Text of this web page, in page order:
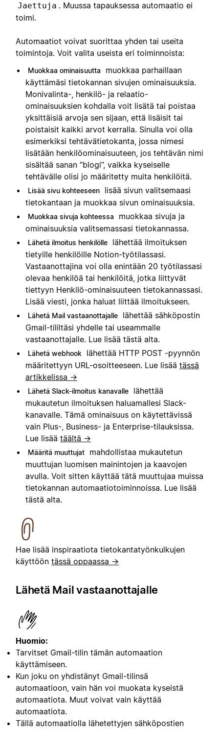
Jaettuja . Muussa tapauksessa automaatio ei
toimi.
Automaatiot voivat suorittaa yhden tai useita
toimintoja. Voit valita useista eri toiminnoista:
Muokkaa ominaisuutta
muokkaa parhaillaan
käyttämäsi tietokannan sivujen ominaisuuksia.
Monivalinta-, henkilö- ja relaatio-
ominaisuuksien kohdalla voit lisätä tai poistaa
yksittäisiä arvoja sen sijaan, että lisäisit tai
poistaisit kaikki arvot kerralla. Sinulla voi olla
esimerkiksi tehtävätietokanta, jossa nimesi
lisätään henkilöominaisuuteen, jos tehtävän nimi
sisältää sanan ”blogi”, vaikka kyseiselle
tehtävälle olisi jo määritetty muita henkilöitä.
Lisää sivu kohteeseen
lisää sivun valitsemaasi
tietokantaan ja muokkaa sivun ominaisuuksia.
Muokkaa sivuja kohteessa
muokkaa sivuja ja
ominaisuuksia valitsemassasi tietokannassa.
Lähetä ilmoitus henkilölle
lähettää ilmoituksen
tietyille henkilöille Notion-työtilassasi.
Vastaanottajina voi olla enintään 20 työtilassasi
olevaa henkilöä tai henkilöitä, jotka liittyvät
tiettyyn Henkilö-ominaisuuteen tietokannassasi.
Lisää viesti, jonka haluat liittää ilmoitukseen.
Lähetä Mail vastaanottajalle
lähettää sähköpostin
Gmail-tililtäsi yhdelle tai useammalle
vastaanottajalle. Lue lisää tästä alta.
Lähetä webhook
lähettää HTTP POST -pyynnön
määritettyyn URL-osoitteeseen. Lue lisää tässä
artikkelissa →
Lähetä Slack-ilmoitus kanavalle
lähettää
mukautetun ilmoituksen haluamallesi Slack-
kanavalle. Tämä ominaisuus on käytettävissä
vain Plus-, Business- ja Enterprise-tilauksissa.
Lue lisää täältä →
Määritä muuttujat
mahdollistaa mukautetun
muuttujan luomisen mainintojen ja kaavojen
avulla. Voit sitten käyttää tätä muuttujaa muissa
tietokannan automaatiotoiminnoissa. Lue lisää
tästä alta.
Hae lisää inspiraatiota tietokantatyönkulkujen
käyttöön tässä oppaassa →
Lähetä Mail vastaanottajalle
Huomio:
Tarvitset Gmail-tilin tämän automaation
käyttämiseen.
Kun joku on yhdistänyt Gmail-tilinsä
automaatioon, vain hän voi muokata kyseistä
automaatiota. Muut voivat vain käyttää
automaatiota.
Tällä automaatiolla lähetettyjen sähköpostien